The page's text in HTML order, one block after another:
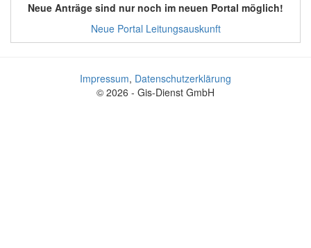
Neue Anträge sind nur noch im neuen Portal möglich!
Neue Portal Leitungsauskunft
Impressum, Datenschutzerklärung
© 2026 - Gis-Dienst GmbH